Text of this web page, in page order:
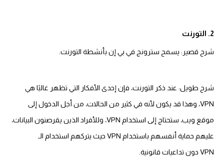
2. التورنت
شرح قصير: يسمح سترونج في بي إن بأنشطة التورنت.
شرح طويل: عند ذكر التورنت، فإن إحدى الأفكار التي تظهر غالبًا هي
VPN، وهذا قد يكون لأنه في كثير من الحالات، من أجل الدخول إلى
موقع ويب، ستحتاج إلى استخدام VPN، وللأفراد الذين يقرصنون البيانات،
عليهم حماية أنفسهم باستخدام VPN حيث يتركهم استخدام الـ
VPN دون تداعيات قانونية.